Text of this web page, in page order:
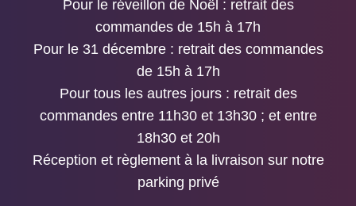
Pour le réveillon de Noël : retrait des
commandes de 15h à 17h
Pour le 31 décembre : retrait des commandes
de 15h à 17h
Pour tous les autres jours : retrait des
commandes entre 11h30 et 13h30 ; et entre
18h30 et 20h
Réception et règlement à la livraison sur notre
parking privé